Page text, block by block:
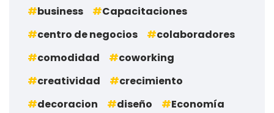
business
Capacitaciones
centro de negocios
colaboradores
comodidad
coworking
creatividad
crecimiento
decoracion
diseño
Economía